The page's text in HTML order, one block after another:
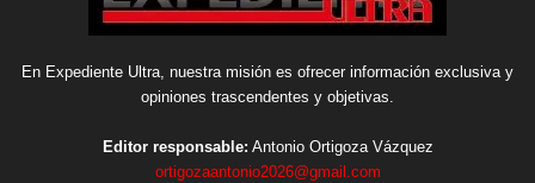
En Expediente Ultra, nuestra misión es ofrecer información exclusiva y
opiniones trascendentes y objetivas.
Editor responsable: Antonio Ortigoza Vázquez
ortigozaantonio2026@gmail.com